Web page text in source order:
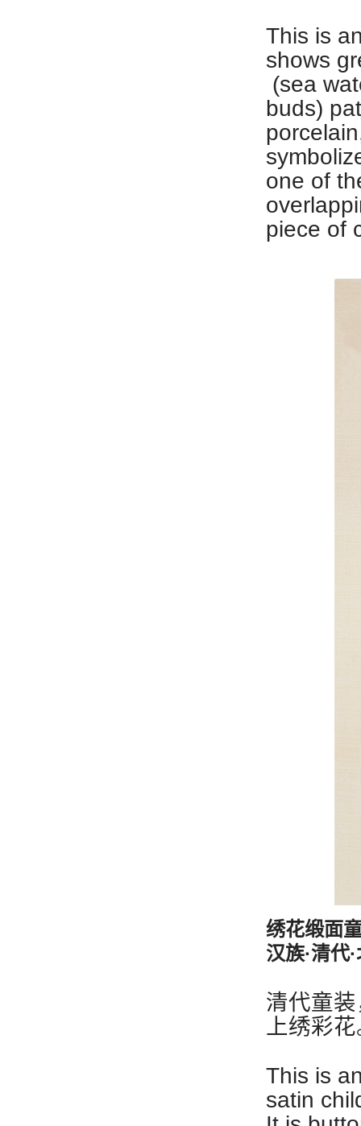
This is
shows
(sea
buds)
one of
piece of
绣花缎面
汉族·清代
清代童
上绣彩
This is
satin